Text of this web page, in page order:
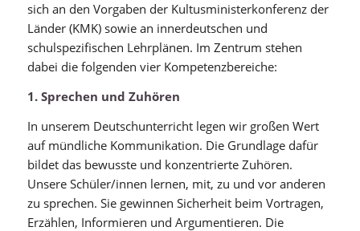
sich an den Vorgaben der Kultusministerkonferenz der
Länder (KMK) sowie an innerdeutschen und
schulspezifischen Lehrplänen. Im Zentrum stehen
dabei die folgenden vier Kompetenzbereiche:
1. Sprechen und Zuhören
In unserem Deutschunterricht legen wir großen Wert
auf mündliche Kommunikation. Die Grundlage dafür
bildet das bewusste und konzentrierte Zuhören.
Unsere Schüler/innen lernen, mit, zu und vor anderen
zu sprechen. Sie gewinnen Sicherheit beim Vortragen,
Erzählen, Informieren und Argumentieren. Die